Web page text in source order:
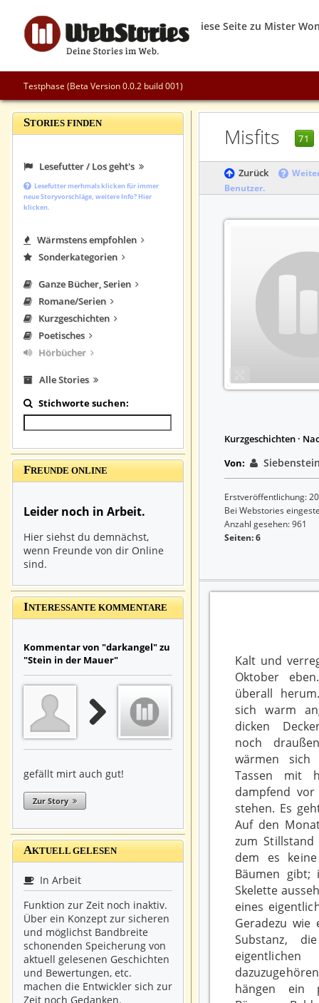
Testphase (Beta Version 0.0.2 build 001)
Misfits 71
Zurück
Benutzer.
Kurzgeschichten ·
Von:
Erstveröffentlichung:
Bei Webstories
Anzahl gesehen: 961
Seiten: 6
Kalt und
Oktober
überall
sich warm
dicken
noch
wärmen
Tassen mit
dampfend
stehen. Es
Auf den
zum
dem es
Bäumen gibt;
Skelette
eines
Geradezu wie
Substanz,
hängen ein
STORIES FINDEN
Lesefutter / Los geht's
Lesefutter merhmals klicken für immer
neue Storyvorschläge, weitere Info? Hier
klicken.
Wärmstens empfohlen
Sonderkategorien
Ganze Bücher, Serien
Romane/Serien
Kurzgeschichten
Poetisches
Hörbücher
Alle Stories
Stichworte suchen:
FREUNDE ONLINE
Leider noch in Arbeit.
Hier siehst du demnächst,
wenn Freunde von dir Online
sind.
INTERESSANTE KOMMENTARE
Kommentar von "darkangel" zu
"Stein in der Mauer"
gefällt mirt auch gut!
Zur Story
AKTUELL GELESEN
In Arbeit
Funktion zur Zeit noch inaktiv.
Über ein Konzept zur sicheren
und möglichst Bandbreite
schonenden Speicherung von
aktuell gelesenen Geschichten
und Bewertungen, etc.
machen die Entwickler sich zur
Zeit noch Gedanken.